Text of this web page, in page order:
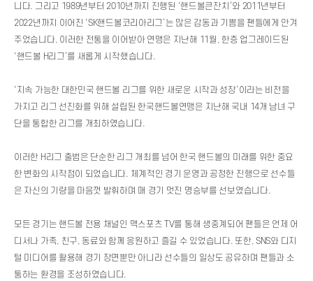
니다. 그리고 1989년부터 2010년까지 진행된 ‘핸드볼큰잔치’와 2011년부터
2022년까지 이어진 ‘SK핸드볼코리아리그’는 많은 감동과 기쁨을 팬들에게 안겨
주었습니다. 이러한 전통을 이어받아 연맹은 지난해 11월, 한층 업그레이드된
‘핸드볼 H리그’를 새롭게 시작했습니다.
‘지속 가능한 대한민국 핸드볼 리그를 위한 새로운 시작과 성장’이라는 비전을
가지고 리그 선진화를 위해 설립된 한국핸드볼연맹은 지난해 국내 14개 남녀 구
단을 통합한 리그를 개최하였습니다.
이러한 H리그 출범은 단순한 리그 개최를 넘어 한국 핸드볼의 미래를 위한 중요
한 변화의 시작점이 되었습니다. 체계적인 경기 운영과 공정한 진행으로 선수들
은 자신의 기량을 마음껏 발휘하며 매 경기 멋진 명승부를 선보였습니다.
모든 경기는 핸드볼 전용 채널인 맥스포츠 TV를 통해 생중계되어 팬들은 언제 어
디서나 가족, 친구, 동료와 함께 응원하고 즐길 수 있었습니다. 또한, SNS와 디지
털 미디어를 활용해 경기 장면뿐만 아니라 선수들의 일상도 공유하며 팬들과 소
통하는 환경을 조성하였습니다.